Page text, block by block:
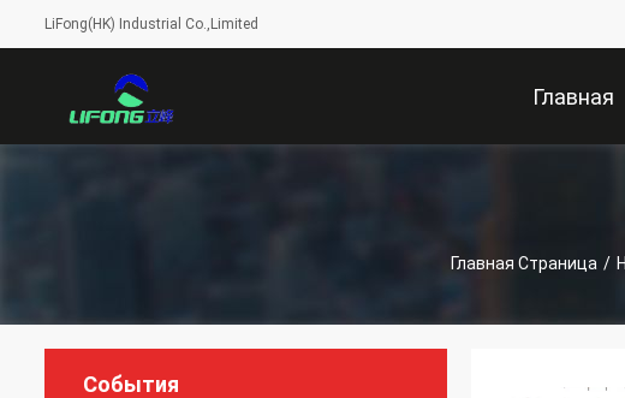
LiFong(HK) Industrial Co.,Limited
Главная
Главная Страница /
События